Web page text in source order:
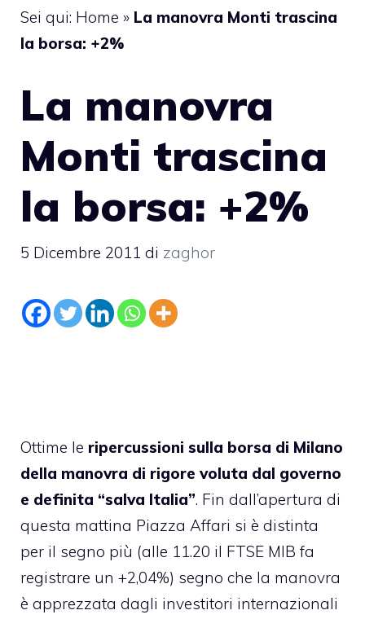
Sei qui: Home » La manovra Monti trascina
la borsa: +2%
La manovra
Monti trascina
la borsa: +2%
5 Dicembre 2011 di zaghor
Ottime le ripercussioni sulla borsa di Milano
della manovra di rigore voluta dal governo
e definita “salva Italia”. Fin dall’apertura di
questa mattina Piazza Affari si è distinta
per il segno più (alle 11.20 il FTSE MIB fa
registrare un +2,04%) segno che la manovra
è apprezzata dagli investitori internazionali